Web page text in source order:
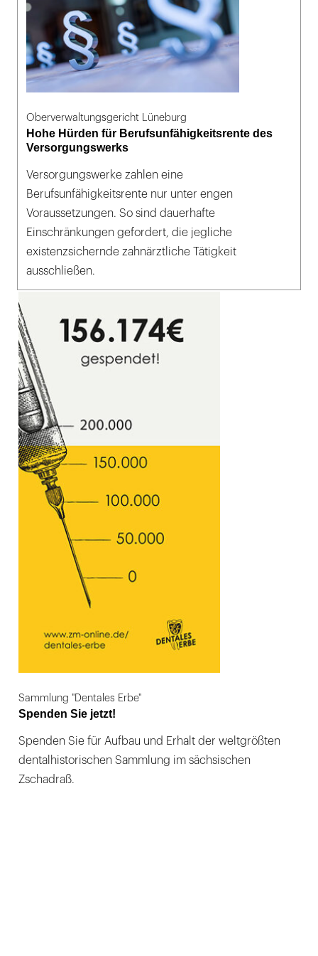
Oberverwaltungsgericht Lüneburg
Hohe Hürden für Berufsunfähigkeitsrente des
Versorgungswerks
Versorgungswerke zahlen eine
Berufsunfähigkeitsrente nur unter engen
Voraussetzungen. So sind dauerhafte
Einschränkungen gefordert, die jegliche
existenzsichernde zahnärztliche Tätigkeit
ausschließen.
Sammlung "Dentales Erbe"
Spenden Sie jetzt!
Spenden Sie für Aufbau und Erhalt der weltgrößten
dentalhistorischen Sammlung im sächsischen
Zschadraß.